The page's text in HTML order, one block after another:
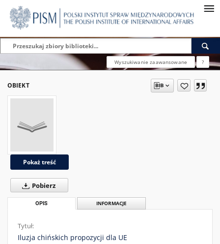
Wyszukiwanie zaawansowane ?
OBIEKT
Pokaż treść
Pobierz
OPIS INFORMACJE
Tytuł:
Iluzja chińskich propozycji dla UE